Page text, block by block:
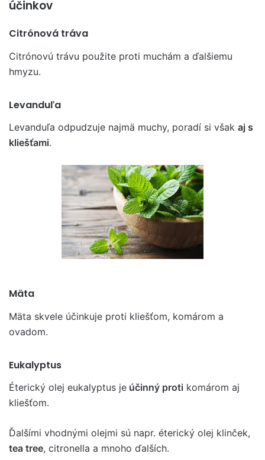
účinkov
Citrónová tráva
Citrónovú trávu použite proti muchám a ďalšiemu
hmyzu.
Levanduľa
Levanduľa odpudzuje najmä muchy, poradí si však aj s
kliešťami.
Mäta
Mäta skvele účinkuje proti kliešťom, komárom a
ovadom.
Eukalyptus
Éterický olej eukalyptus je účinný proti komárom aj
kliešťom.
Ďalšími vhodnými olejmi sú napr. éterický olej klinček,
tea tree, citronella a mnoho ďalších.